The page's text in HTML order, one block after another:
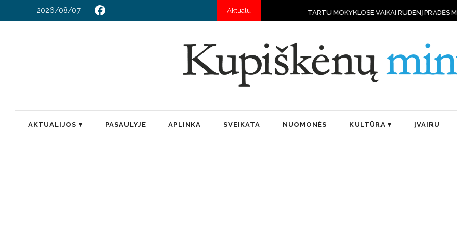
2026/08/07 Aktualu TARTU MOKYKLOSE VAIKAI RUDENĮ PRADĖS MOKYTIS
AKTUALIJOS PASAULYJE APLINKA SVEIKATA NUOMONĖS KULTŪRA ĮVAIRU